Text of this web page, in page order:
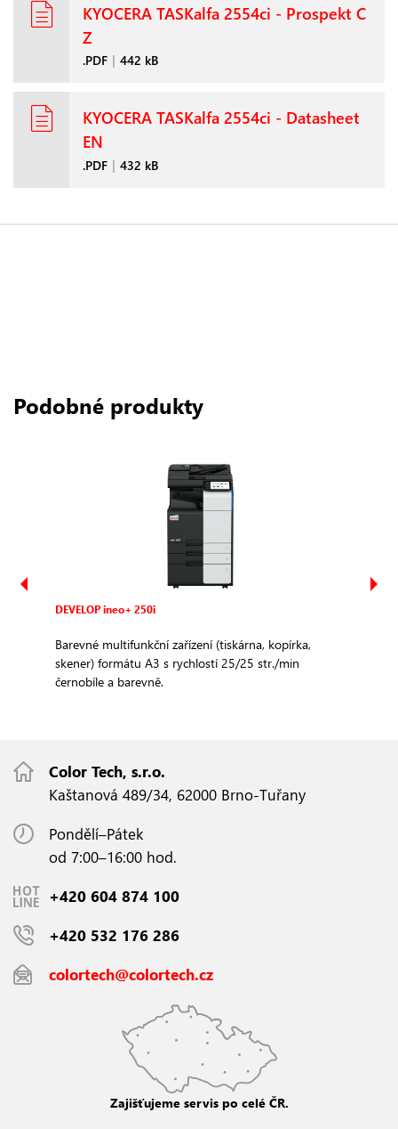
KYOCERA TASKalfa 2554ci - Prospekt C
Z
.PDF | 442 kB
KYOCERA TASKalfa 2554ci - Datasheet
EN
.PDF | 432 kB
Podobné produkty
DEVELOP ineo+ 250i
Barevné multifunkční zařízení (tiskárna, kopírka,
skener) formátu A3 s rychlostí 25/25 str./min
černobíle a barevně.
Color Tech, s.r.o.
Kaštanová 489/34, 62000 Brno-Tuřany
Pondělí–Pátek
od 7:00–16:00 hod.
+420 604 874 100
+420 532 176 286
colortech@colortech.cz
Zajišťujeme servis po celé ČR.